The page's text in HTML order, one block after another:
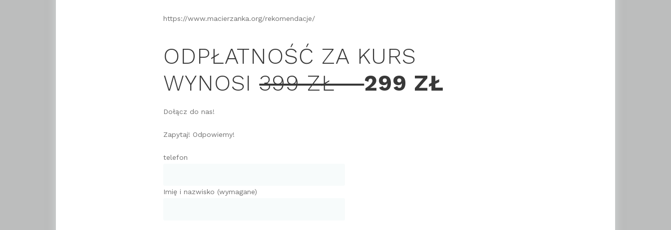
https://www.macierzanka.org/rekomendacje/
ODPŁATNOŚĆ ZA KURS
WYNOSI399 ZŁ –299 ZŁ
Dołącz do nas!
Zapytaj! Odpowiemy!
telefon
Imię i nazwisko (wymagane)